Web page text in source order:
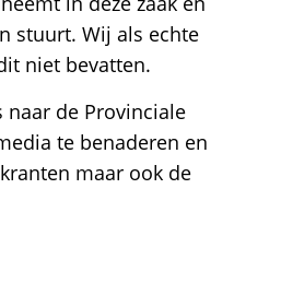
stuurt. Wij als echte
niet bevatten.
naar de Provinciale
te benaderen en
maar ook de